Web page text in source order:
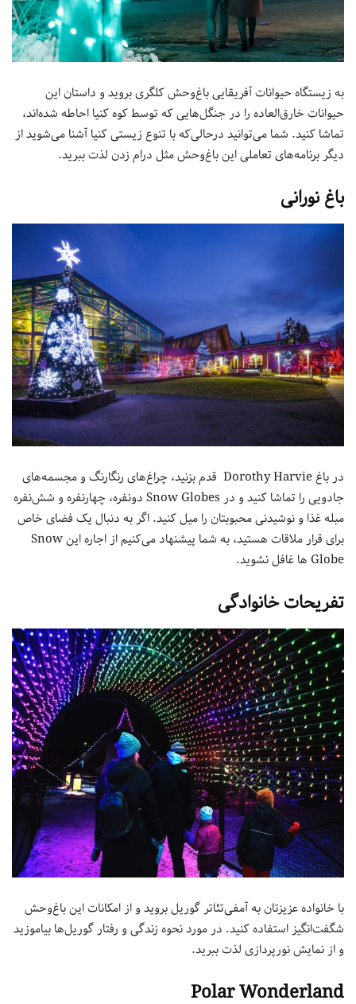
به زیستگاه حیوانات آفریقایی باغ‌وحش کلگری بروید و داستان این
حیوانات خارق‌العاده را در جنگل‌هایی که توسط کوه کنیا احاطه شده‌اند،
تماشا کنید. شما می‌توانید درحالی‌که با تنوع زیستی کنیا آشنا می‌شوید از
دیگر برنامه‌های تعاملی این باغ‌وحش مثل درام زدن لذت ببرید.
باغ نورانی
در باغ Dorothy Harvie قدم بزنید، چراغ‌های رنگارنگ و مجسمه‌های
جادویی را تماشا کنید و در Snow Globes دونفره، چهارنفره و شش‌نفره
مبله غذا و نوشیدنی محبوبتان را میل کنید. اگر به دنبال یک فضای خاص
برای قرار ملاقات هستید، به شما پیشنهاد می‌کنیم از اجاره این Snow
Globe ها غافل نشوید.
تفریحات خانوادگی
با خانواده‌ عزیزتان به آمفی‌تئاتر گوریل بروید و از امکانات این باغ‌وحش
شگفت‌انگیز استفاده کنید. در مورد نحوه زندگی و رفتار گوریل‌ها بیاموزید
و از نمایش نورپردازی لذت ببرید.
Polar Wonderland